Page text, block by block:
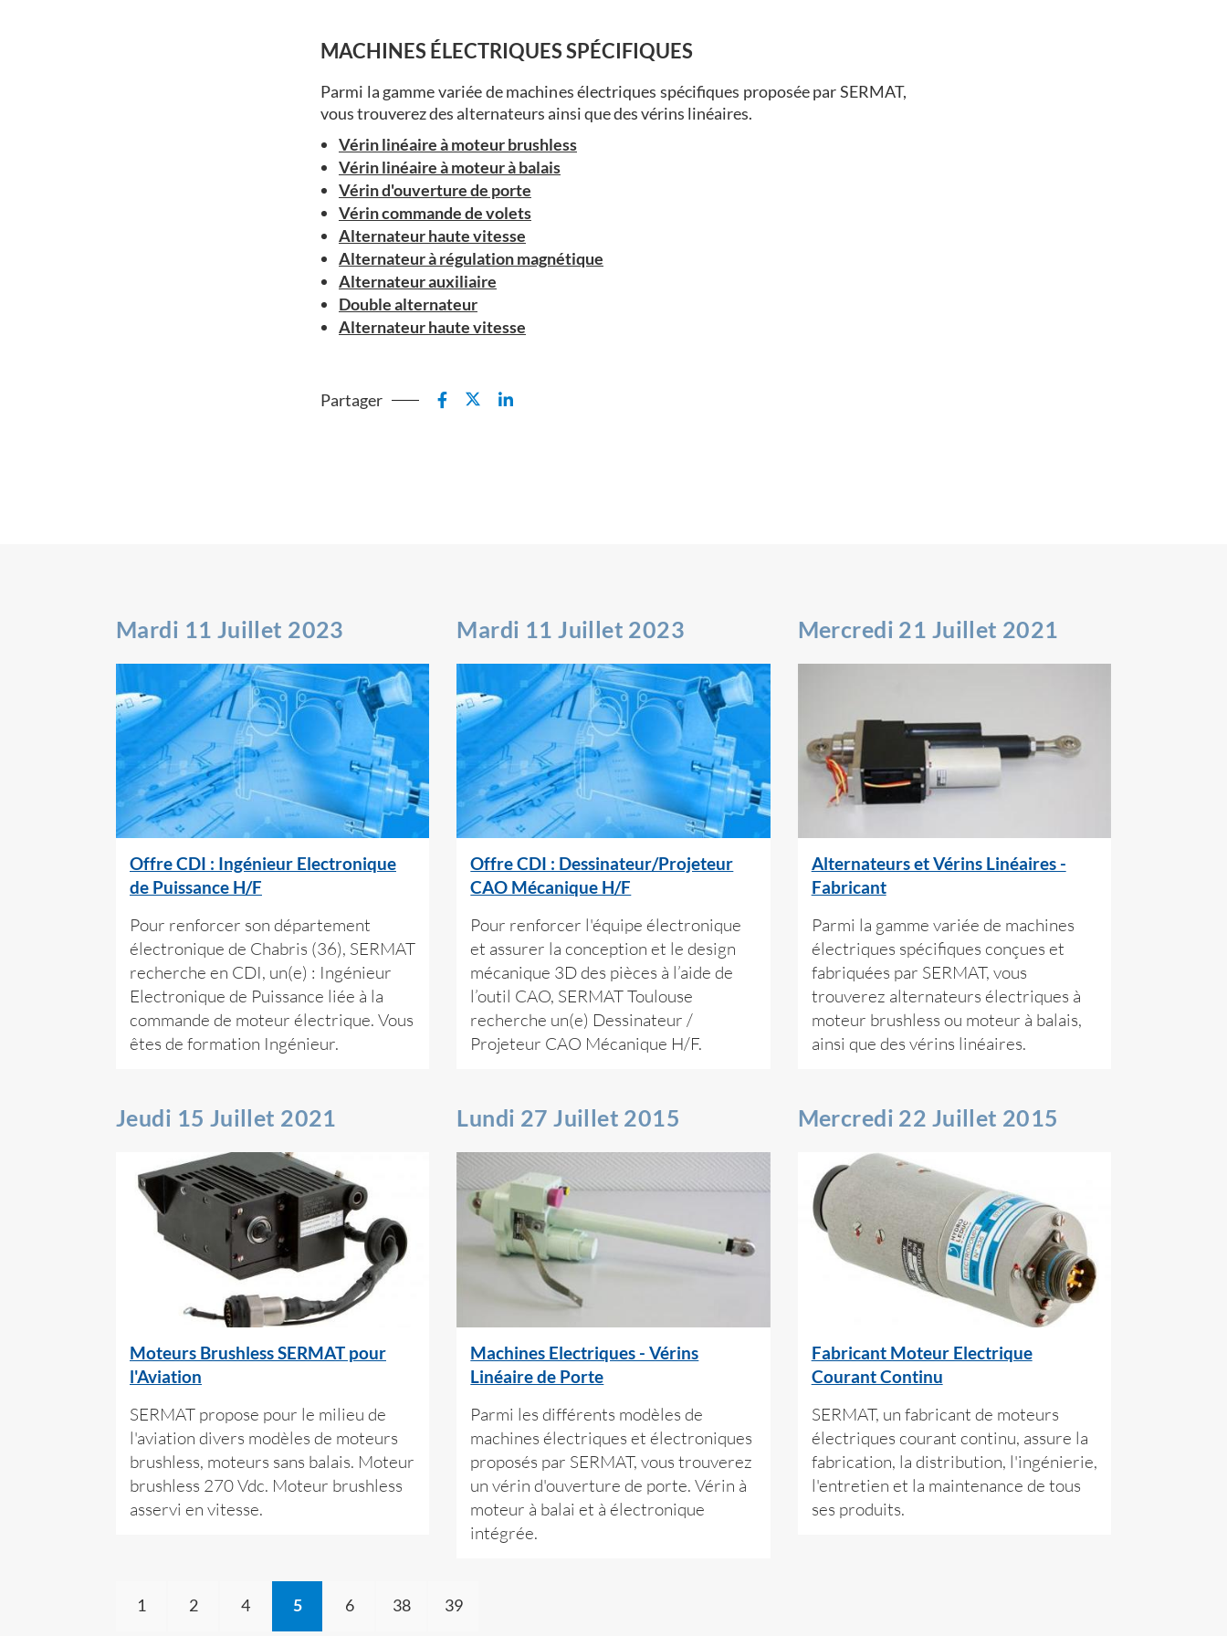
MACHINES ÉLECTRIQUES SPÉCIFIQUES
Parmi la gamme variée de machines électriques spécifiques proposée par SERMAT,
vous trouverez des alternateurs ainsi que des vérins linéaires.
Vérin linéaire à moteur brushless
Vérin linéaire à moteur à balais
Vérin d'ouverture de porte
Vérin commande de volets
Alternateur haute vitesse
Alternateur à régulation magnétique
Alternateur auxiliaire
Double alternateur
Alternateur haute vitesse
Partager
Mardi 11 Juillet 2023
Offre CDI : Ingénieur Electronique
de Puissance H/F
Pour renforcer son département
électronique de Chabris (36), SERMAT
recherche en CDI, un(e) : Ingénieur
Electronique de Puissance liée à la
commande de moteur électrique. Vous
êtes de formation Ingénieur.
Jeudi 15 Juillet 2021
Moteurs Brushless SERMAT pour
l'Aviation
SERMAT propose pour le milieu de
l'aviation divers modèles de moteurs
brushless, moteurs sans balais. Moteur
brushless 270 Vdc. Moteur brushless
asservi en vitesse.
Mardi 11 Juillet 2023
Offre CDI : Dessinateur/Projeteur
CAO Mécanique H/F
Pour renforcer l'équipe électronique
et assurer la conception et le design
mécanique 3D des pièces à l’aide de
l’outil CAO, SERMAT Toulouse
recherche un(e) Dessinateur /
Projeteur CAO Mécanique H/F.
Lundi 27 Juillet 2015
Machines Electriques - Vérins
Linéaire de Porte
Parmi les différents modèles de
machines électriques et électroniques
proposés par SERMAT, vous trouverez
un vérin d'ouverture de porte. Vérin à
moteur à balai et à électronique
intégrée.
Mercredi 21 Juillet 2021
Alternateurs et Vérins Linéaires -
Fabricant
Parmi la gamme variée de machines
électriques spécifiques conçues et
fabriquées par SERMAT, vous
trouverez alternateurs électriques à
moteur brushless ou moteur à balais,
ainsi que des vérins linéaires.
Mercredi 22 Juillet 2015
Fabricant Moteur Electrique
Courant Continu
SERMAT, un fabricant de moteurs
électriques courant continu, assure la
fabrication, la distribution, l'ingénierie,
l'entretien et la maintenance de tous
ses produits.
1 2 4 5 6 38 39